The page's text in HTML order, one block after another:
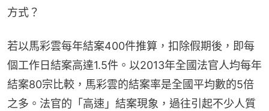
方式？
若以馬彩雲每年結案400件推算，扣除假期後，即每
個工作日結案高達1.5件。以2013年全國法官人均每年
結案80宗比較，馬彩雲的結案率是全國平均數的5倍
之多。法官的「高速」結案現象，過往引起不少人質